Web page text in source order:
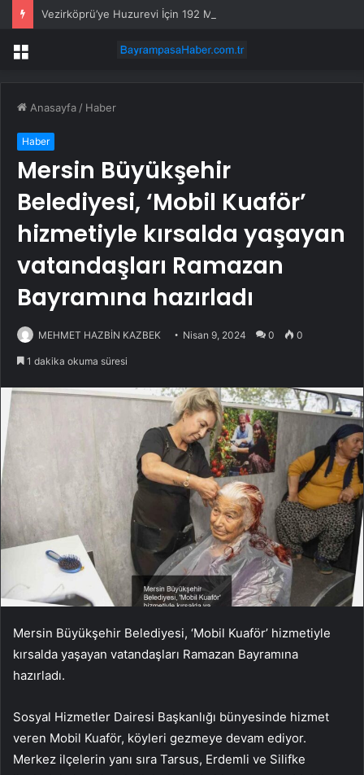
Vezirköprü’ye Huzurevi İçin 192 Milyon Lira
Menü
Anasayfa / Haber
Haber
Mersin Büyükşehir
Belediyesi, ‘Mobil Kuaför’
hizmetiyle kırsalda yaşayan
vatandaşları Ramazan
Bayramına hazırladı
MEHMET HAZBİN KAZBEK Nisan 9, 2024 0 0
1 dakika okuma süresi
Mersin Büyükşehir Belediyesi, ‘Mobil Kuaför’ hizmetiyle
kırsalda yaşayan vatandaşları Ramazan Bayramına
hazırladı.
Sosyal Hizmetler Dairesi Başkanlığı bünyesinde hizmet
veren Mobil Kuaför, köyleri gezmeye devam ediyor.
Merkez ilçelerin yanı sıra Tarsus, Erdemli ve Silifke